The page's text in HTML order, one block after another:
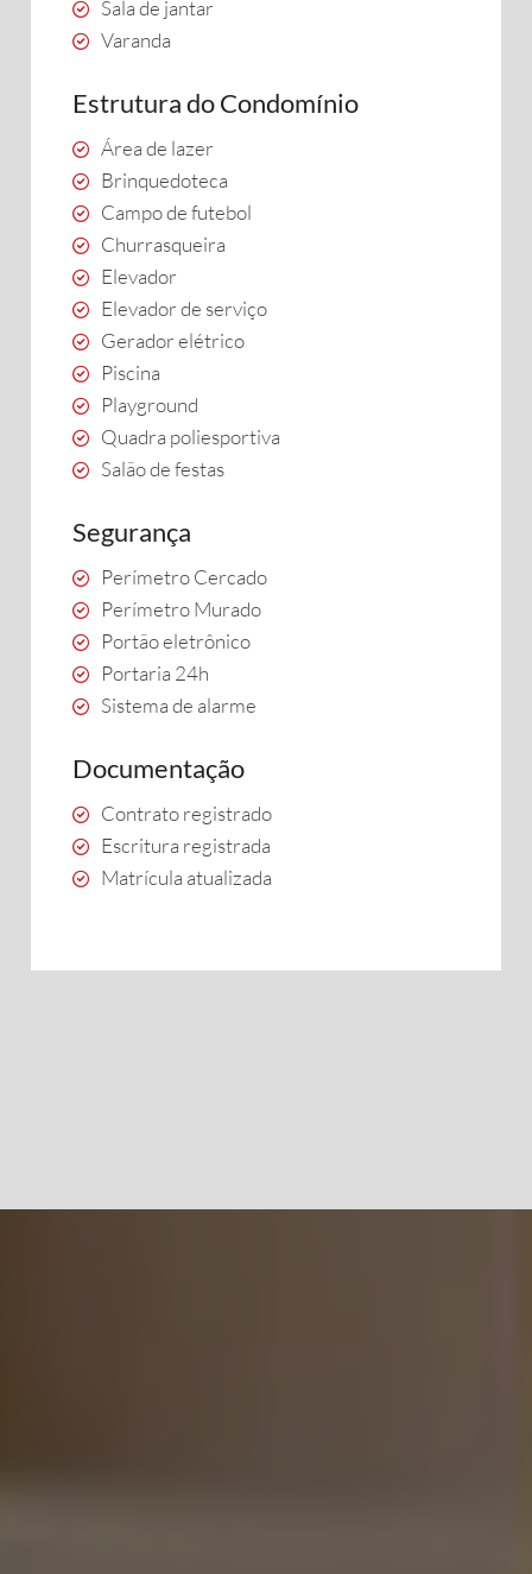
Sala de jantar
Varanda
Estrutura do Condomínio
Área de lazer
Brinquedoteca
Campo de futebol
Churrasqueira
Elevador
Elevador de serviço
Gerador elétrico
Piscina
Playground
Quadra poliesportiva
Salão de festas
Segurança
Perímetro Cercado
Perímetro Murado
Portão eletrônico
Portaria 24h
Sistema de alarme
Documentação
Contrato registrado
Escritura registrada
Matrícula atualizada